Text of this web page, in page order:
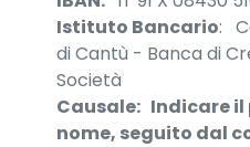
Istituto Bancario:
di Cantù - Banca di
Società
Causale: Indicare il
nome, seguito dal